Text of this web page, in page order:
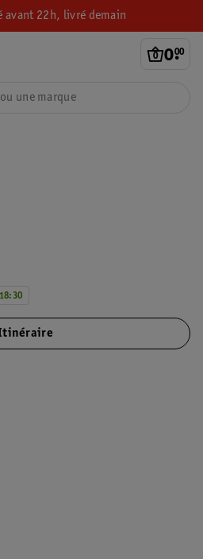
avant 22h, livré demain
0.
00